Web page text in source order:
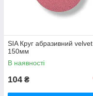
SIA Круг абразивний velvet
150мм
В наявності
104 ₴